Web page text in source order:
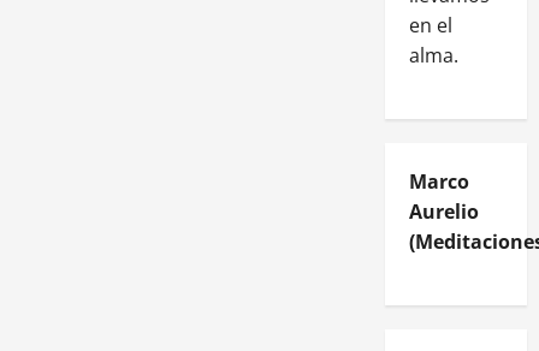
en el
alma.
Marco
Aurelio